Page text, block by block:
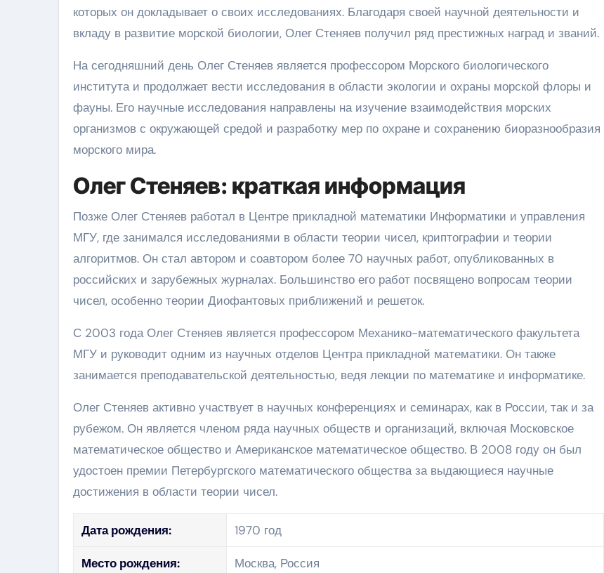
которых он докладывает о своих исследованиях. Благодаря своей научной деятельности и
вкладу в развитие морской биологии, Олег Стеняев получил ряд престижных наград и званий.
На сегодняшний день Олег Стеняев является профессором Морского биологического
института и продолжает вести исследования в области экологии и охраны морской флоры и
фауны. Его научные исследования направлены на изучение взаимодействия морских
организмов с окружающей средой и разработку мер по охране и сохранению биоразнообразия
морского мира.
Олег Стеняев: краткая информация
Позже Олег Стеняев работал в Центре прикладной математики Информатики и управления
МГУ, где занимался исследованиями в области теории чисел, криптографии и теории
алгоритмов. Он стал автором и соавтором более 70 научных работ, опубликованных в
российских и зарубежных журналах. Большинство его работ посвящено вопросам теории
чисел, особенно теории Диофантовых приближений и решеток.
С 2003 года Олег Стеняев является профессором Механико-математического факультета
МГУ и руководит одним из научных отделов Центра прикладной математики. Он также
занимается преподавательской деятельностью, ведя лекции по математике и информатике.
Олег Стеняев активно участвует в научных конференциях и семинарах, как в России, так и за
рубежом. Он является членом ряда научных обществ и организаций, включая Московское
математическое общество и Американское математическое общество. В 2008 году он был
удостоен премии Петербургского математического общества за выдающиеся научные
достижения в области теории чисел.
Дата рождения: 1970 год
Место рождения: Москва, Россия